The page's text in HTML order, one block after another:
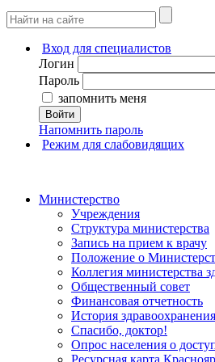
Вход для специалистов
Логин
Пароль
запомнить меня
Войти
Напомнить пароль
Режим для слабовидящих
Министерство
Учреждения
Структура министерства
Запись на прием к врачу
Положение о
Коллегия министерства
Общественный совет
Финансовая отчетность
История здравоохранения
Спасибо, доктор!
Опрос населения о
Ресурсная карта